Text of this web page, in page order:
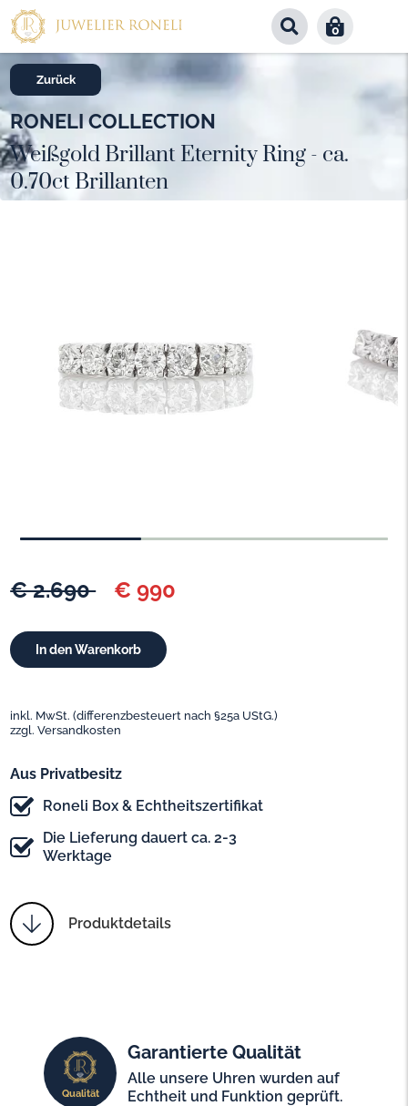
0
Zurück
€ 2.690 € 990
inkl. MwSt. (differenzbesteuert nach §25a UStG.)
zzgl. Versandkosten
Aus Privatbesitz
Roneli Box & Echtheitszertifikat
Die Lieferung dauert ca. 2-3
Werktage
Produktdetails
RONELI COLLECTION
Weißgold Brillant Eternity Ring - ca.
0.70ct Brillanten
Qualität
Garantierte Qualität
Alle unsere Uhren wurden auf
Echtheit und Funktion geprüft.